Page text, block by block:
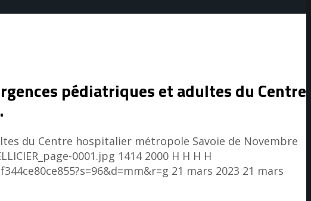
pédiatriques et adultes du Centre
du Centre hospitalier métropole Savoie de Novembre
0001.jpg 1414 2000 H H H H
21 mars 2023 21 mars